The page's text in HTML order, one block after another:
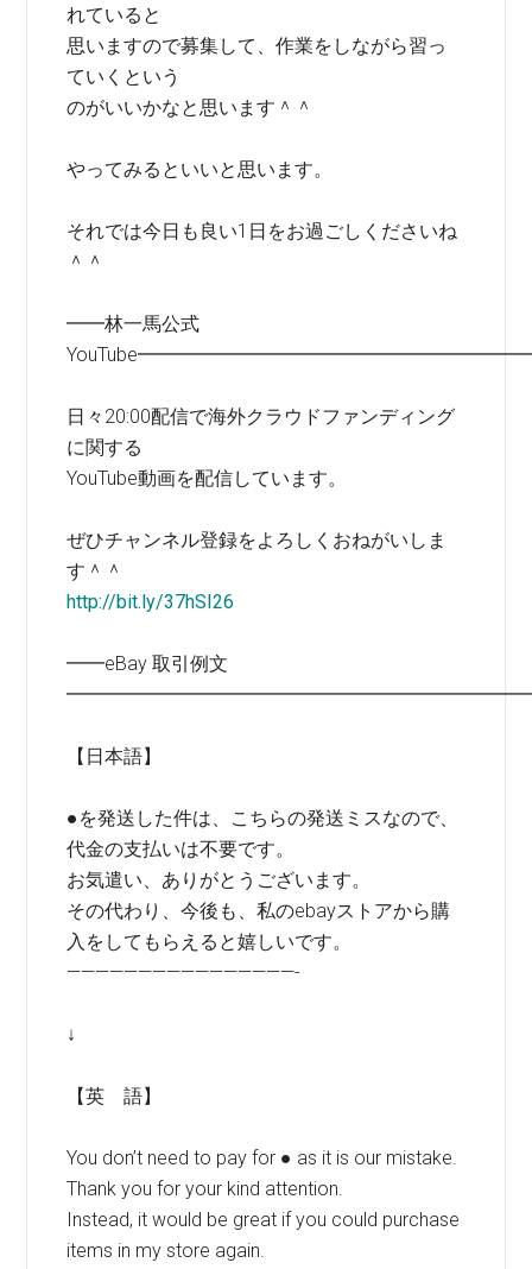
れていると
思いますので募集して、作業をしながら習っ
ていくという
のがいいかなと思います＾＾
やってみるといいと思います。
それでは今日も良い1日をお過ごしくださいね
＾＾
━━林一馬公式
日々20:00配信で海外クラウドファンディング
に関する
YouTube動画を配信しています。
ぜひチャンネル登録をよろしくおねがいしま
す＾＾
http://bit.ly/37hSI26
━━eBay 取引例文
【日本語】
●を発送した件は、こちらの発送ミスなので、
代金の支払いは不要です。
お気遣い、ありがとうございます。
その代わり、今後も、私のebayストアから購
入をしてもらえると嬉しいです。
————————————————-
↓
【英 語】
You don’t need to pay for ● as it is our mistake.
Thank you for your kind attention.
Instead, it would be great if you could purchase
items in my store again.